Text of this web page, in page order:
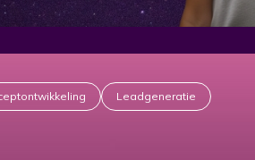
Leadgeneratie